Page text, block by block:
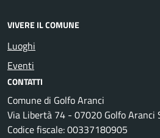
VIVERE IL COMUNE
Luoghi
Eventi
CONTATTI
Comune di Golfo Aranci
Via Libertà 74 - 07020 Golfo Aranci
Codice fiscale: 00337180905